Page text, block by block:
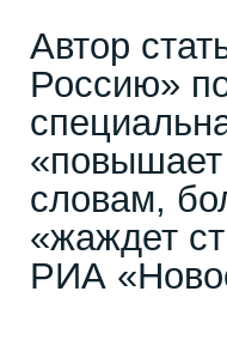
Автор
Россию»
словам,
«жаждет
РИА